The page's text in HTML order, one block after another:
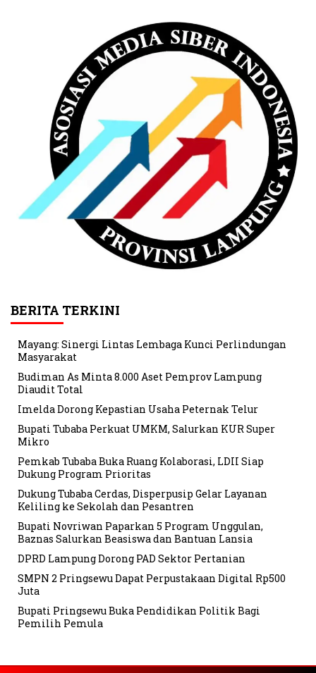
BERITA TERKINI
Mayang: Sinergi Lintas Lembaga Kunci Perlindungan
Masyarakat
Budiman As Minta 8.000 Aset Pemprov Lampung
Diaudit Total
Imelda Dorong Kepastian Usaha Peternak Telur
Bupati Tubaba Perkuat UMKM, Salurkan KUR Super
Mikro
Pemkab Tubaba Buka Ruang Kolaborasi, LDII Siap
Dukung Program Prioritas
Dukung Tubaba Cerdas, Disperpusip Gelar Layanan
Keliling ke Sekolah dan Pesantren
Bupati Novriwan Paparkan 5 Program Unggulan,
Baznas Salurkan Beasiswa dan Bantuan Lansia
DPRD Lampung Dorong PAD Sektor Pertanian
SMPN 2 Pringsewu Dapat Perpustakaan Digital Rp500
Juta
Bupati Pringsewu Buka Pendidikan Politik Bagi
Pemilih Pemula